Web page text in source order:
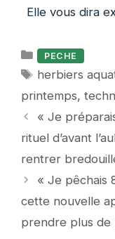
Elle vous dira
Catégories
PECHE
Étiquettes
herbiers
printemps,
« Je
rituel d’avant
rentrer
« Je pêchais
cette nouvelle
prendre plus de